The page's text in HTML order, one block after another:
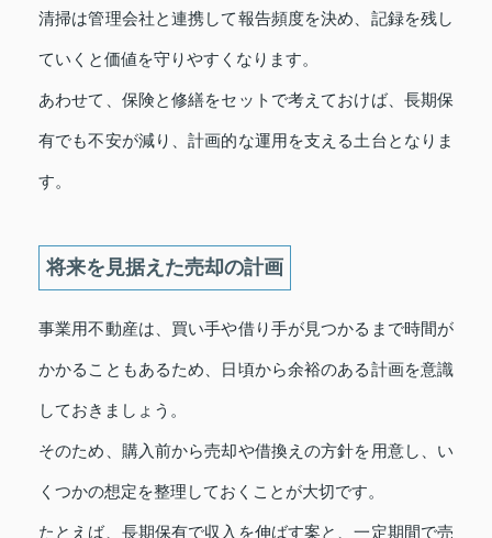
清掃は管理会社と連携して報告頻度を決め、記録を残し
ていくと価値を守りやすくなります。
あわせて、保険と修繕をセットで考えておけば、長期保
有でも不安が減り、計画的な運用を支える土台となりま
す。
将来を見据えた売却の計画
事業用不動産は、買い手や借り手が見つかるまで時間が
かかることもあるため、日頃から余裕のある計画を意識
しておきましょう。
そのため、購入前から売却や借換えの方針を用意し、い
くつかの想定を整理しておくことが大切です。
たとえば、長期保有で収入を伸ばす案と、一定期間で売